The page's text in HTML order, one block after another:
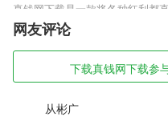
真钱网下载是一款将各种红利都
来这里享受快乐能够得到多种不
比的沉重，在这里游玩你绝对能
98，只要坚持游玩三天还有198
些红包领取，真是数不胜数。
网友评论
下载真钱网下载参
从彬广